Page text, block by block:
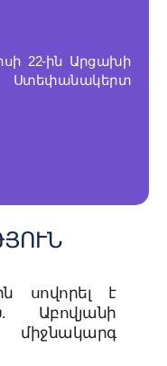
22-ին Արցախի
սովորել է
Աբովյանի